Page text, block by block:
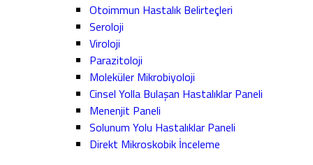
Otoimmun Hastalık Belirteçleri
Seroloji
Viroloji
Parazitoloji
Moleküler Mikrobiyoloji
Cinsel Yolla Bulaşan Hastalıklar Paneli
Menenjit Paneli
Solunum Yolu Hastalıklar Paneli
Direkt Mikroskobik İnceleme